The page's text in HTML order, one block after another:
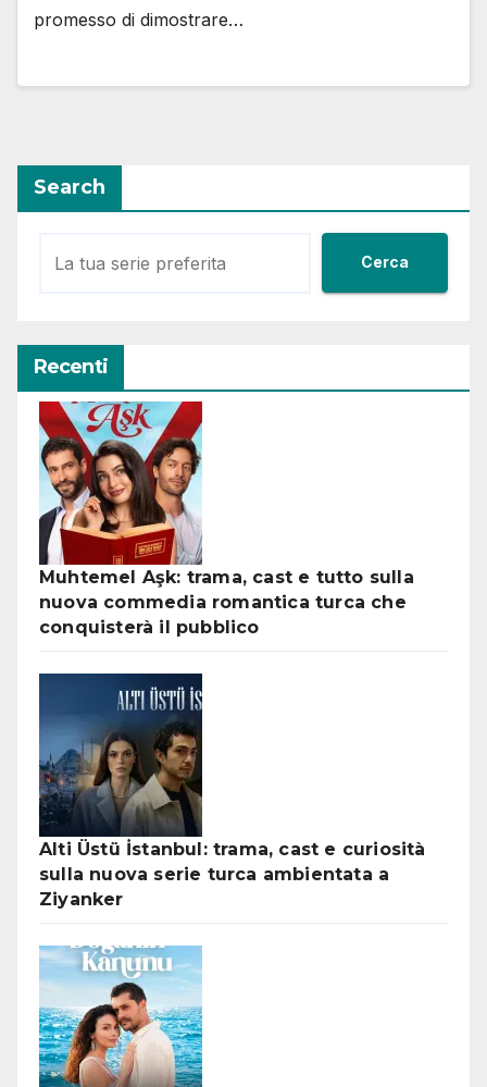
promesso di dimostrare…
Search
Cerca
Recenti
Muhtemel Aşk: trama, cast e tutto sulla
nuova commedia romantica turca che
conquisterà il pubblico
Alti Üstü İstanbul: trama, cast e curiosità
sulla nuova serie turca ambientata a
Ziyanker